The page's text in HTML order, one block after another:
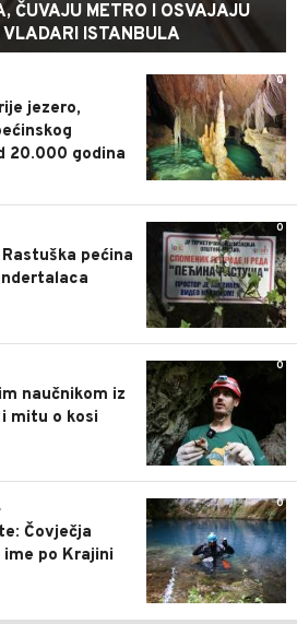
ČUVAJU METRO I OSVAJAJU
ISTANBULA
0
jezero,
20.000 godina
0
pećina
0
naučnikom iz
mitu o kosi
0
Čovječja
po Krajini